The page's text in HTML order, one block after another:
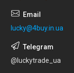
lucky@4buy.in.ua
@luckytrade_ua